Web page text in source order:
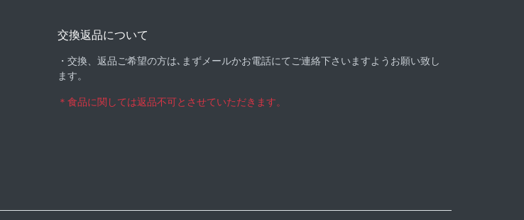
交換返品について
・交換、返品ご希望の方は､まずメールかお電話にてご連絡下さいますようお願い致し
ます。
＊食品に関しては返品不可とさせていただきます。